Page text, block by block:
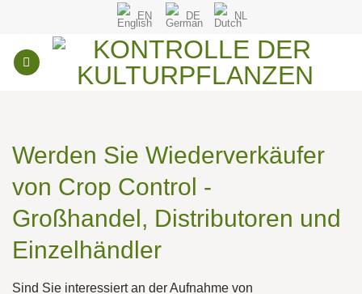
springen
EN DE NL
Werden Sie Wiederverkäufer
von Crop Control -
Großhandel, Distributoren und
Einzelhändler
Sind Sie interessiert an der Aufnahme von